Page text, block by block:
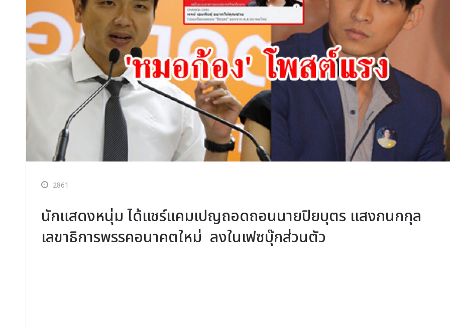
2861
นักแสดงหนุ่ม ได้แชร์แคมเปญถอดถอนนายปิยบุตร แสงกนกกุล
เลขาธิการพรรคอนาคตใหม่ ลงในเฟซบุ๊กส่วนตัว